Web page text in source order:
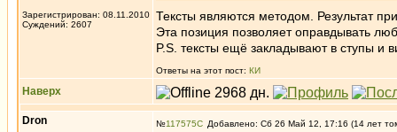
Зарегистрирован: 08.11.2010
Суждений: 2607
Тексты являются методом. Результат
Эта позиция позволяет оправдывать
P.S. тексты ещё закладывают в ступы и
Ответы на этот пост: КИ
Наверх
Dron №117575 Добавлено: Сб 26 Май 12, 17:16 (14 лет